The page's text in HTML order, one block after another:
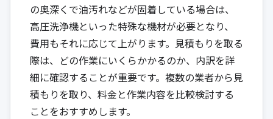
の奥深くで油汚れなどが固着している場合は、
高圧洗浄機といった特殊な機材が必要となり、
費用もそれに応じて上がります。見積もりを取る
際は、どの作業にいくらかかるのか、内訳を詳
細に確認することが重要です。複数の業者から見
積もりを取り、料金と作業内容を比較検討する
ことをおすすめします。